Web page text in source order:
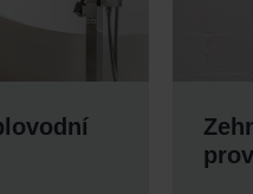
Zehnder Zeta -